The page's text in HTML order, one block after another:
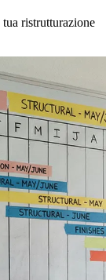
ristrutturazione